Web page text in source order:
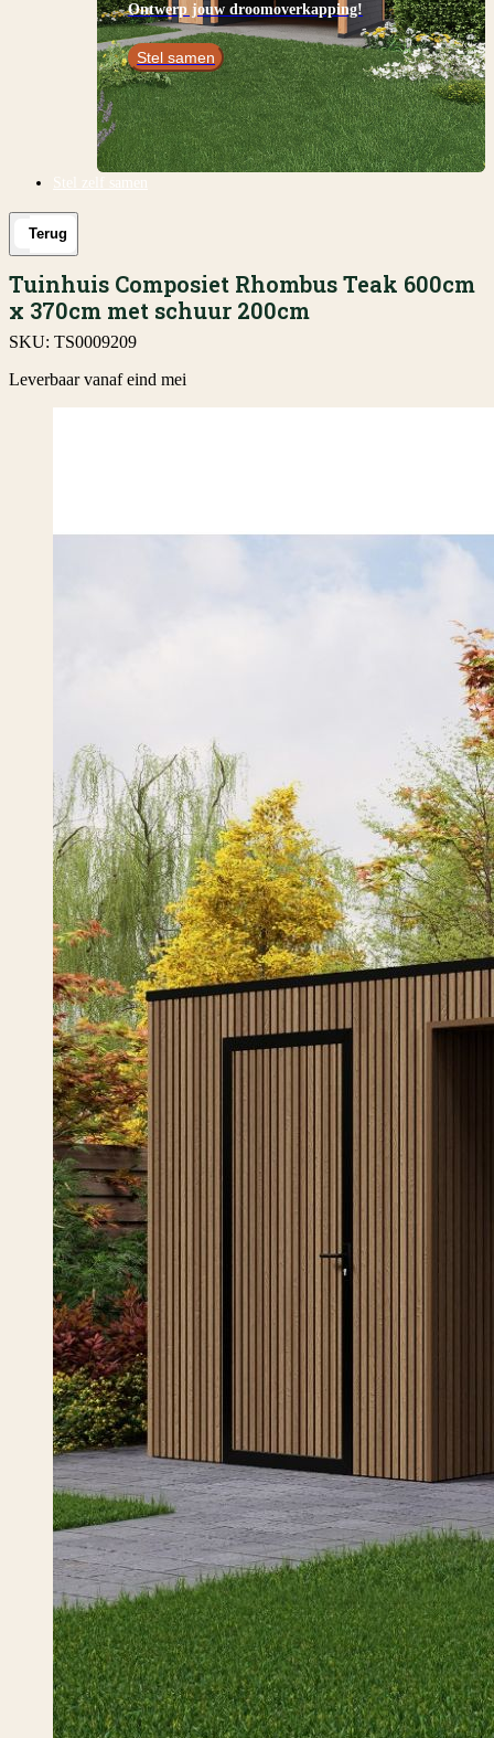
Ontwerp jouw droomoverkapping!
Stel samen
Stel zelf samen
Terug
Tuinhuis Composiet Rhombus Teak 600cm
x 370cm met schuur 200cm
SKU: TS0009209
Leverbaar vanaf eind mei